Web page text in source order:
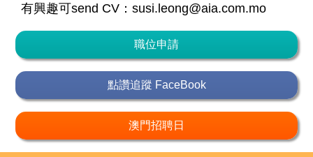
有興趣可send CV：susi.leong@aia.com.mo
職位申請
點讚追蹤 FaceBook
澳門招聘日